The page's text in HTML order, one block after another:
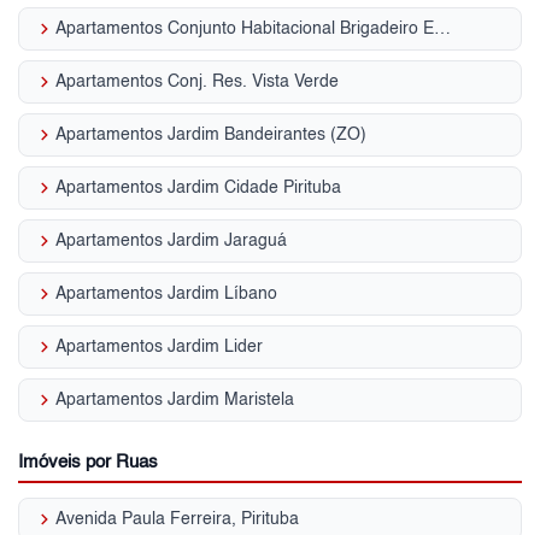
keyboard_arrow_right Apartamentos Conjunto Habitacional Brigadeiro Eduardo Gomes
keyboard_arrow_right Apartamentos Conj. Res. Vista Verde
keyboard_arrow_right Apartamentos Jardim Bandeirantes (ZO)
keyboard_arrow_right Apartamentos Jardim Cidade Pirituba
keyboard_arrow_right Apartamentos Jardim Jaraguá
keyboard_arrow_right Apartamentos Jardim Líbano
keyboard_arrow_right Apartamentos Jardim Lider
keyboard_arrow_right Apartamentos Jardim Maristela
Imóveis por Ruas
keyboard_arrow_right Avenida Paula Ferreira, Pirituba